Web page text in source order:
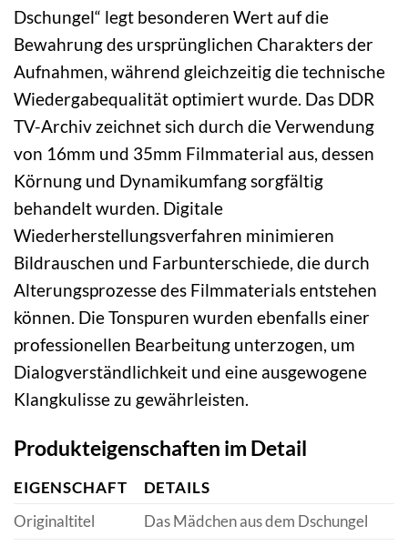
Dschungel“ legt besonderen Wert auf die
Bewahrung des ursprünglichen Charakters der
Aufnahmen, während gleichzeitig die technische
Wiedergabequalität optimiert wurde. Das DDR
TV-Archiv zeichnet sich durch die Verwendung
von 16mm und 35mm Filmmaterial aus, dessen
Körnung und Dynamikumfang sorgfältig
behandelt wurden. Digitale
Wiederherstellungsverfahren minimieren
Bildrauschen und Farbunterschiede, die durch
Alterungsprozesse des Filmmaterials entstehen
können. Die Tonspuren wurden ebenfalls einer
professionellen Bearbeitung unterzogen, um
Dialogverständlichkeit und eine ausgewogene
Klangkulisse zu gewährleisten.
Produkteigenschaften im Detail
EIGENSCHAFT
DETAILS
Originaltitel
Das Mädchen aus dem Dschungel